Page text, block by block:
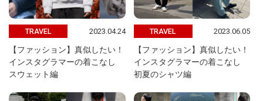
TRAVEL 2023.04.24
【ファッション】真似したい！
インスタグラマーの着こなし
スウェット編
TRAVEL 2023.06.05
【ファッション】真似したい！
インスタグラマーの着こなし
初夏のシャツ編